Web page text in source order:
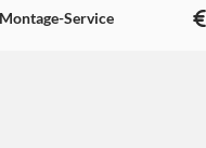
Service